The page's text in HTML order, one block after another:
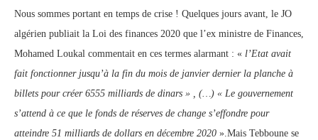
Nous sommes portant en temps de crise ! Quelques jours avant, le JO
algérien publiait la Loi des finances 2020 que l’ex ministre de Finances,
Mohamed Loukal commentait en ces termes alarmant : « l’Etat avait
fait fonctionner jusqu’à la fin du mois de janvier dernier la planche à
billets pour créer 6555 milliards de dinars » , (…) « Le gouvernement
s’attend à ce que le fonds de réserves de change s’effondre pour
atteindre 51 milliards de dollars en décembre 2020 ».Mais Tebboune se